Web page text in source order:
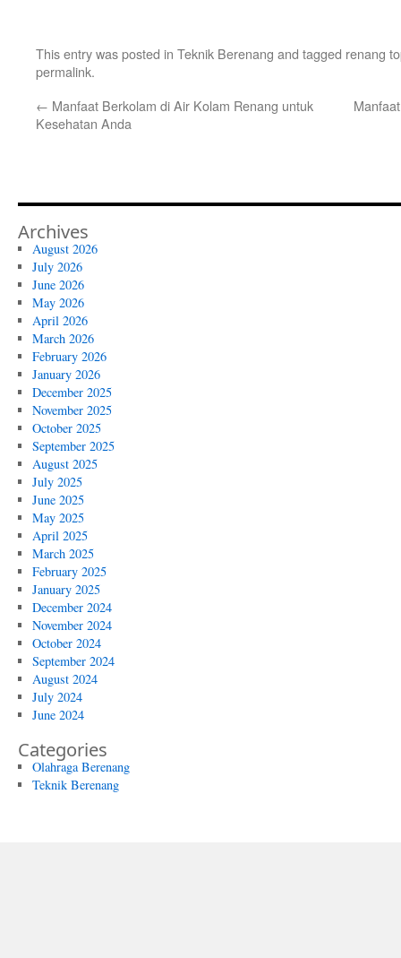
This entry was posted in Teknik Berenang and tagged renang
permalink.
← Manfaat Berkolam di Air Kolam Renang untuk
Kesehatan Anda
Archives
August 2026
July 2026
June 2026
May 2026
April 2026
March 2026
February 2026
January 2026
December 2025
November 2025
October 2025
September 2025
August 2025
July 2025
June 2025
May 2025
April 2025
March 2025
February 2025
January 2025
December 2024
November 2024
October 2024
September 2024
August 2024
July 2024
June 2024
Categories
Olahraga Berenang
Teknik Berenang